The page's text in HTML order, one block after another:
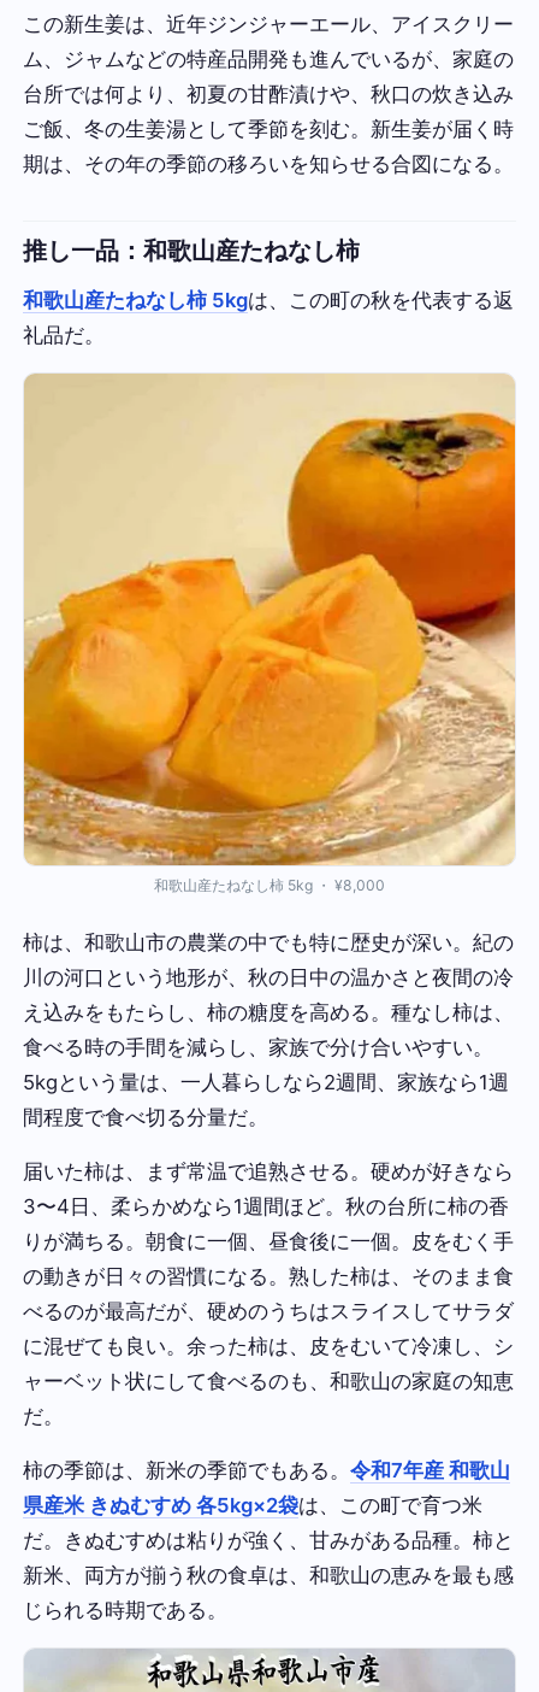
この新生姜は、近年ジンジャーエール、アイスクリー
ム、ジャムなどの特産品開発も進んでいるが、家庭の
台所では何より、初夏の甘酢漬けや、秋口の炊き込み
ご飯、冬の生姜湯として季節を刻む。新生姜が届く時
期は、その年の季節の移ろいを知らせる合図になる。
推し一品：和歌山産たねなし柿
和歌山産たねなし柿 5kgは、この町の秋を代表する返
礼品だ。
和歌山産たねなし柿 5kg ・ ¥8,000
柿は、和歌山市の農業の中でも特に歴史が深い。紀の
川の河口という地形が、秋の日中の温かさと夜間の冷
え込みをもたらし、柿の糖度を高める。種なし柿は、
食べる時の手間を減らし、家族で分け合いやすい。
5kgという量は、一人暮らしなら2週間、家族なら1週
間程度で食べ切る分量だ。
届いた柿は、まず常温で追熟させる。硬めが好きなら
3〜4日、柔らかめなら1週間ほど。秋の台所に柿の香
りが満ちる。朝食に一個、昼食後に一個。皮をむく手
の動きが日々の習慣になる。熟した柿は、そのまま食
べるのが最高だが、硬めのうちはスライスしてサラダ
に混ぜても良い。余った柿は、皮をむいて冷凍し、シ
ャーベット状にして食べるのも、和歌山の家庭の知恵
だ。
柿の季節は、新米の季節でもある。令和7年産 和歌山
県産米 きぬむすめ 各5kg×2袋は、この町で育つ米
だ。きぬむすめは粘りが強く、甘みがある品種。柿と
新米、両方が揃う秋の食卓は、和歌山の恵みを最も感
じられる時期である。